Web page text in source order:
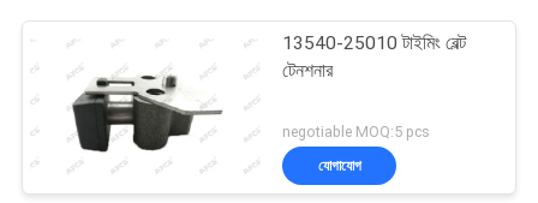
13540-25010 টাইমিং বেল্ট
টেনশনার
negotiable MOQ:5 pcs
যোগাযোগ